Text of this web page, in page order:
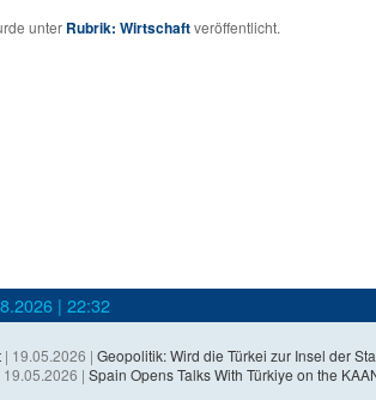
unter Rubrik: Wirtschaftveröffentlicht.
| 22:32
| 19.05.2026 | Geopolitik: Wird die Türkei zur Insel der
19.05.2026 | Spain Opens Talks With Türkiye on the